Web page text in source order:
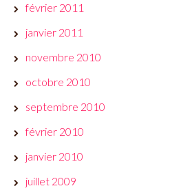
février 2011
janvier 2011
novembre 2010
octobre 2010
septembre 2010
février 2010
janvier 2010
juillet 2009